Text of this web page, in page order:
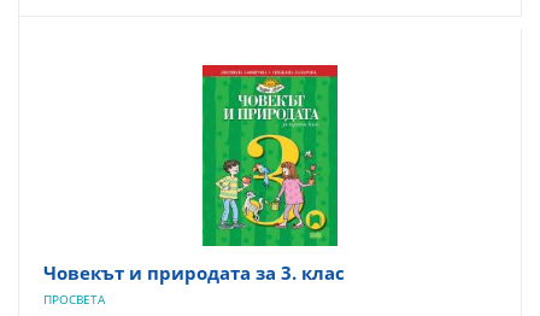
Човекът и природата за 3. клас
ПРОСВЕТА